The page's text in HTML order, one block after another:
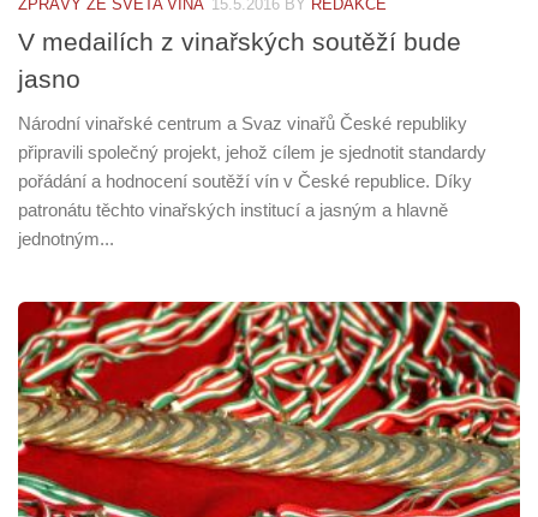
ZPRÁVY ZE SVĚTA VÍNA 15.5.2016 BY REDAKCE
V medailích z vinařských soutěží bude
jasno
Národní vinařské centrum a Svaz vinařů České republiky
připravili společný projekt, jehož cílem je sjednotit standardy
pořádání a hodnocení soutěží vín v České republice. Díky
patronátu těchto vinařských institucí a jasným a hlavně
jednotným...